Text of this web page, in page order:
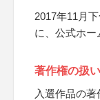
2017年11月
に、公式ホ
著作権の扱い
入選作品の